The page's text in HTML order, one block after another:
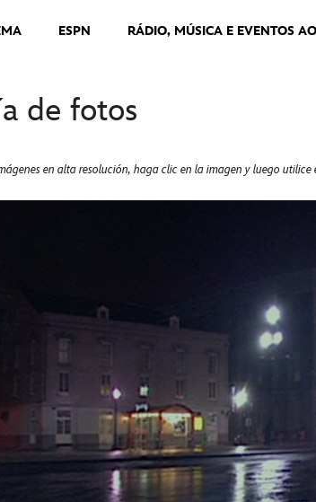
ESPN RÁDIO, MÚSICA E EVENTOS
de fotos
en alta resolución, haga clic en la imagen y luego utilice